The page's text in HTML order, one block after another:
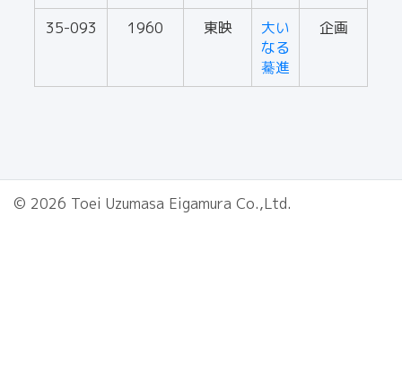
35-093 1960 東映
大い
なる
驀進
企画
© 2026 Toei Uzumasa Eigamura Co.,Ltd.